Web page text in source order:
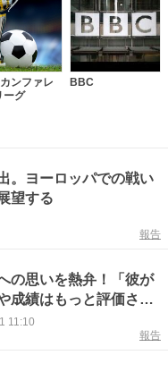
ンファレ
ーグ
BBC
。ヨーロッパでの戦い
望する
報告
の思いを熱弁！「彼が
成績はもっと評価され
ことをやってきてる」
11:10
報告